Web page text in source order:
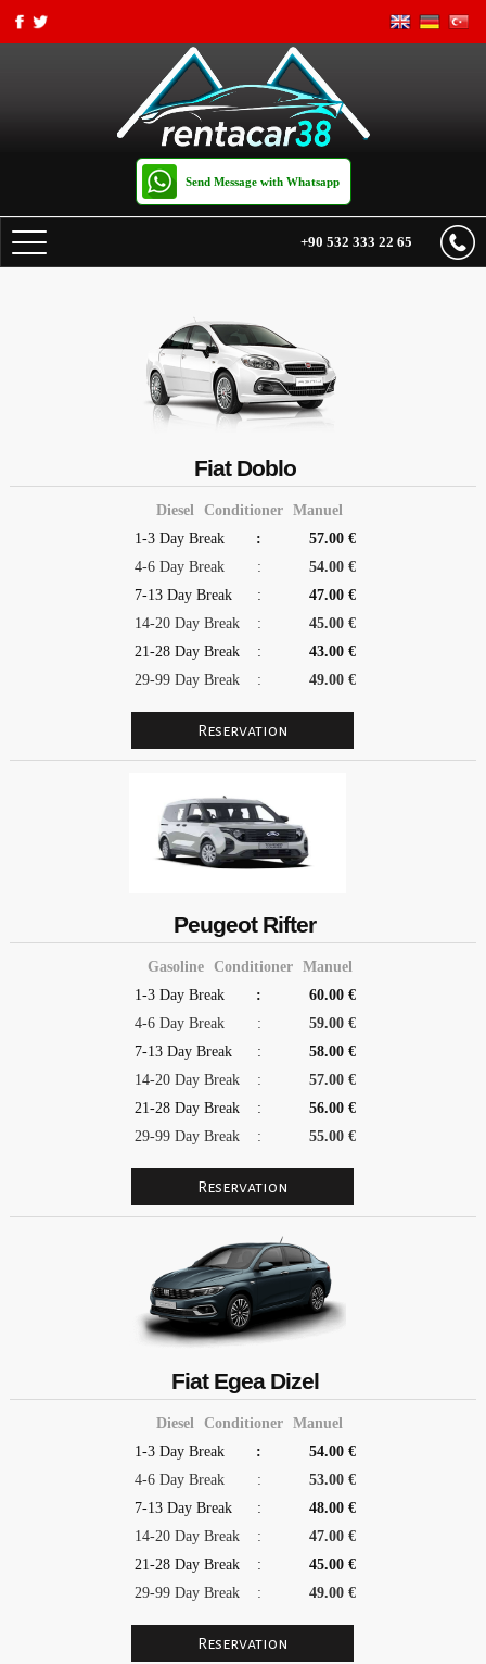
Send Message with Whatsapp
PRICE LIST
TRANSFERS
ABOUT US
CONTACT US
+90 532 333 22 65
Fiat Doblo
Diesel Conditioner
Manuel
1-3 Day Break
:
57.00 €
4-6 Day Break
:
54.00 €
7-13 Day Break
:
47.00 €
14-20 Day Break
:
45.00 €
21-28 Day Break
:
43.00 €
29-99 Day Break
: 49.00 €
Peugeot Rifter
Gasoline Conditioner
Manuel
1-3 Day Break
:
60.00 €
4-6 Day Break
:
59.00 €
7-13 Day Break
:
58.00 €
14-20 Day Break
:
57.00 €
21-28 Day Break
:
56.00 €
29-99 Day Break
: 55.00 €
Fiat Egea Dizel
Diesel Conditioner
Manuel
1-3 Day Break
:
54.00 €
4-6 Day Break
:
53.00 €
7-13 Day Break
:
48.00 €
14-20 Day Break
:
47.00 €
21-28 Day Break
:
45.00 €
29-99 Day Break
: 49.00 €